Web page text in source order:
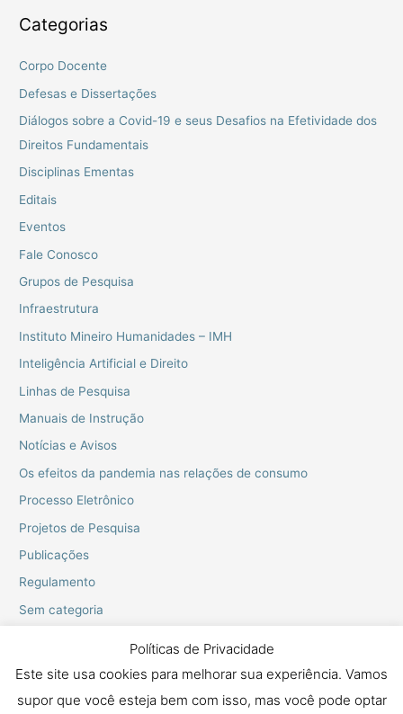
Categorias
Corpo Docente
Defesas e Dissertações
Diálogos sobre a Covid-19 e seus Desafios na Efetividade dos
Direitos Fundamentais
Disciplinas Ementas
Editais
Eventos
Fale Conosco
Grupos de Pesquisa
Infraestrutura
Instituto Mineiro Humanidades – IMH
Inteligência Artificial e Direito
Linhas de Pesquisa
Manuais de Instrução
Notícias e Avisos
Os efeitos da pandemia nas relações de consumo
Processo Eletrônico
Projetos de Pesquisa
Publicações
Regulamento
Sem categoria
Copyright © 2026 Mestrado e Doutorado em Proteção dos Direitos
Políticas de Privacidade
Este site usa cookies para melhorar sua experiência. Vamos
supor que você esteja bem com isso, mas você pode optar